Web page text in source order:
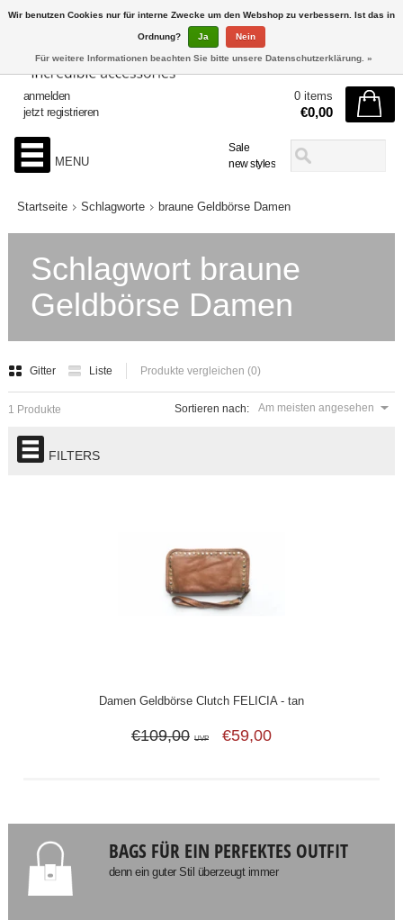
Sale
new styles
anmelden
jetzt registrieren
0 items
€0,00
MENU
Startseite Schlagworte braune Geldbörse Damen
Schlagwort braune
Geldbörse Damen
Gitter Liste Produkte vergleichen (0)
Sortieren nach: Am meisten angesehen
1 Produkte
FILTERS
Damen Geldbörse Clutch FELICIA - tan
€109,00 UVP €59,00
BAGS FÜR EIN PERFEKTES OUTFIT
denn ein guter Stil überzeugt immer
Wir benutzen Cookies nur für interne Zwecke um den Webshop zu verbessern. Ist das in
Ordnung? Ja Nein
Für weitere Informationen beachten Sie bitte unsere Datenschutzerklärung. »